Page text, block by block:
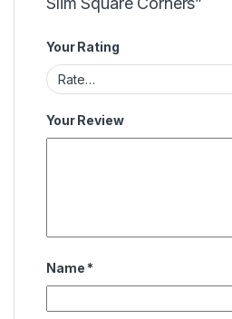
Your Rating
Your Review
Name *